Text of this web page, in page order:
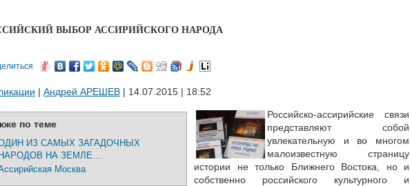
ВЫБОР АССИРИЙСКОГО НАРОДА
| Андрей АРЕШЕВ | 14.07.2015 | 18:52
по теме
ИЗ САМЫХ ЗАГАДОЧНЫХ
НАРОДОВ НА ЗЕМЛЕ…
Москва
Российско-ассирийские связи
представляют собой
увлекательную и во многом
малоизвестную страницу
истории не только Ближнего Востока, но и
собственно российского культурного и